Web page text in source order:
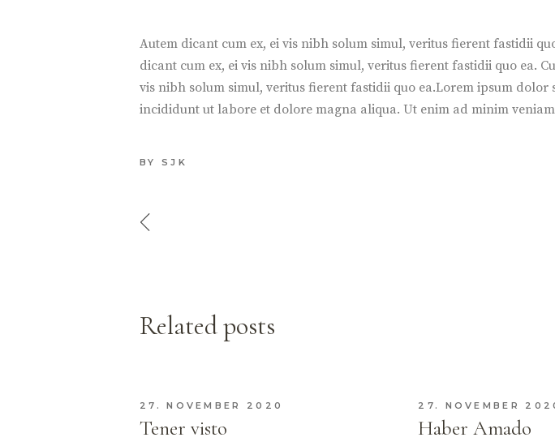
Autem dicant cum ex, ei vis nibh solum simul, veritus fierent fastidii
dicant cum ex, ei vis nibh solum simul, veritus fierent fastidii quo ea.
vis nibh solum simul, veritus fierent fastidii quo ea.Lorem ipsum
incididunt ut labore et dolore magna aliqua. Ut enim ad minim
BY SJK
Related posts
27. NOVEMBER 2020
Tener visto
27. NOVEMBER
Haber Amado